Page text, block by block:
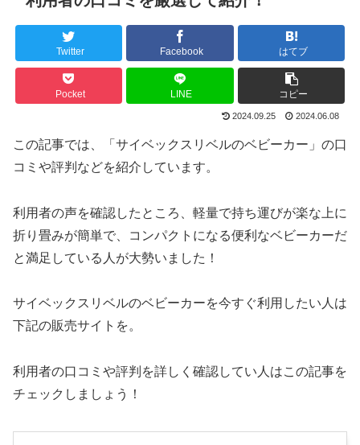
Twitter Facebook はてブ
Pocket LINE コピー
2024.09.25 2024.06.08
この記事では、「サイベックスリベルのベビーカー」の口
コミや評判などを紹介しています。
利用者の声を確認したところ、軽量で持ち運びが楽な上に
折り畳みが簡単で、コンパクトになる便利なベビーカーだ
と満足している人が大勢いました！
サイベックスリベルのベビーカーを今すぐ利用したい人は
下記の販売サイトを。
利用者の口コミや評判を詳しく確認してい人はこの記事を
チェックしましょう！